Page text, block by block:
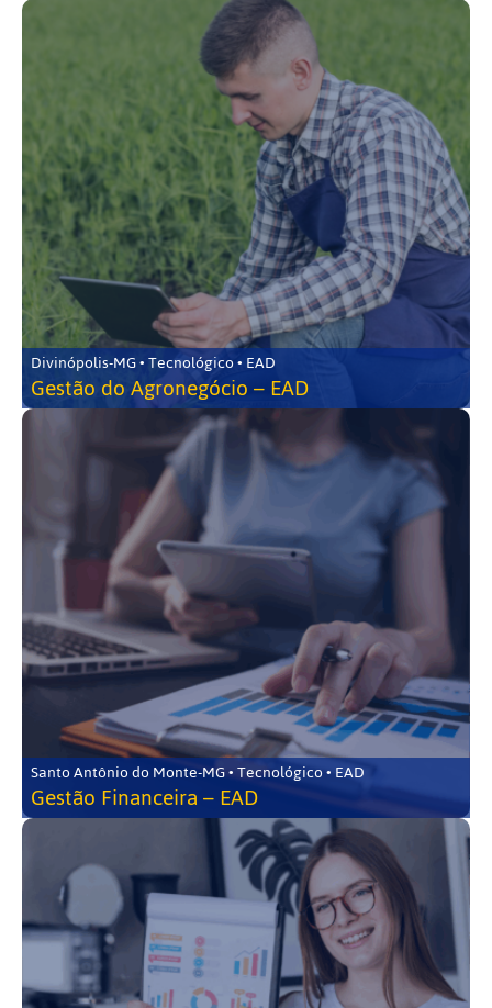
Divinópolis-MG • Tecnológico • EAD
Gestão do Agronegócio – EAD
Santo Antônio do Monte-MG • Tecnológico • EAD
Gestão Financeira – EAD